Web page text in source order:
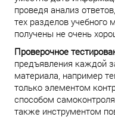
проведя анализ
тех разделов
получены не очень
Проверочное
предъявления каждой
материала, например
только элементом
способом
также инструментом